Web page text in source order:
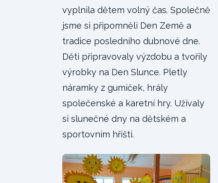
vyplnila dětem volný čas. Společně
jsme si připomněli Den Země a
tradice posledního dubnové dne.
Děti připravovaly výzdobu a tvořily
výrobky na Den Slunce. Pletly
náramky z gumiček, hrály
společenské a karetní hry. Užívaly
si slunečné dny na dětském a
sportovním hřišti.